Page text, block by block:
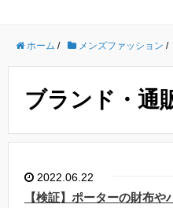
ホーム / メンズファッション /
ブランド・通
2022.06.22
【検証】ポーターの財布